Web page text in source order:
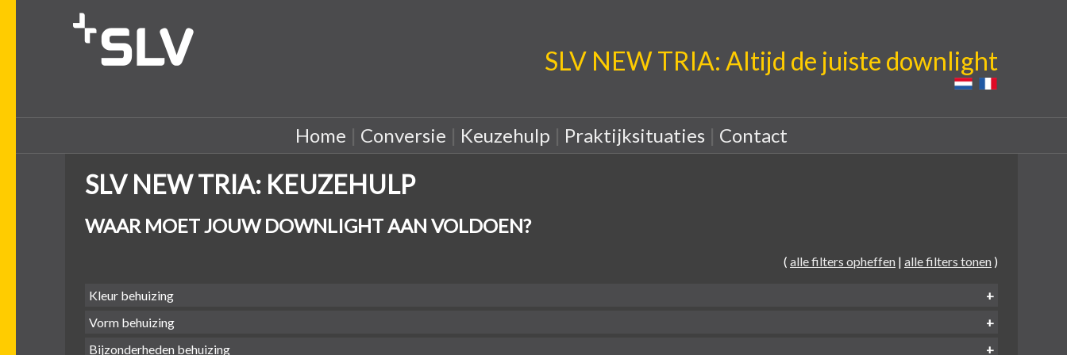
SLV NEW TRIA: Altijd de juiste downlight
Home | Conversie | Keuzehulp | Praktijksituaties | Contact
SLV NEW TRIA: KEUZEHULP
WAAR MOET JOUW DOWNLIGHT AAN VOLDOEN?
( alle filters opheffen | alle filters tonen )
Kleur behuizing
Vorm behuizing
Bijzonderheden behuizing